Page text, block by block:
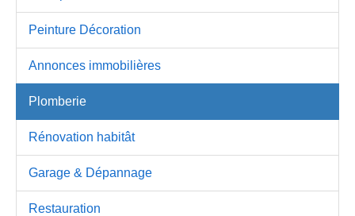
Peinture Décoration
Annonces immobilières
Plomberie
Rénovation habitât
Garage & Dépannage
Restauration